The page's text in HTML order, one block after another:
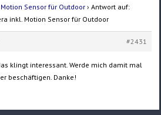
Sensor für Outdoor › Antwort auf:
inkl. Motion Sensor für Outdoor
#2431
klingt interessant. Werde mich damit mal
beschäftigen. Danke!